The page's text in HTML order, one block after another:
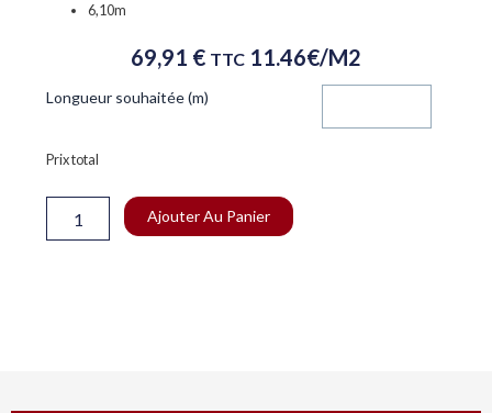
6,10m
69,91 € TTC 11.46€/m2
Longueur souhaitée (m)
Prix total
de
EPDM
1.02mm
6.10m
Ajouter Au Panier